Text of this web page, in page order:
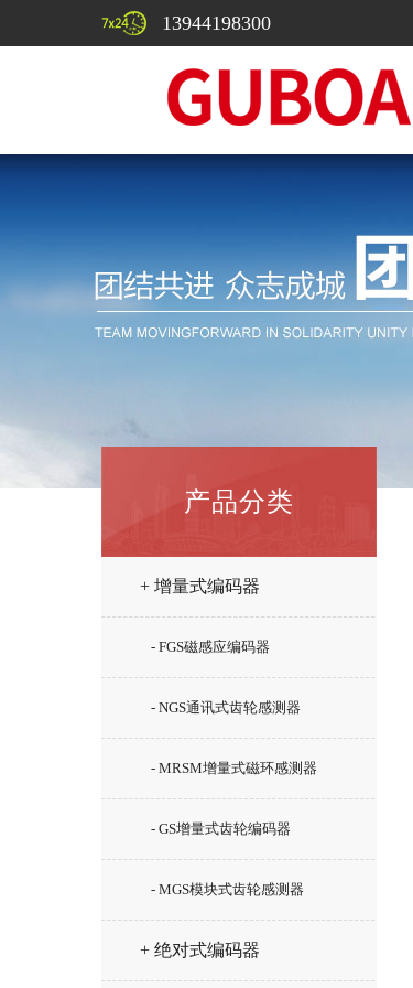
13944198300
产品分类
+ 增量式编码器
- FGS磁感应编码器
- NGS通讯式齿轮感测器
- MRSM增量式磁环感测器
- GS增量式齿轮编码器
- MGS模块式齿轮感测器
+ 绝对式编码器